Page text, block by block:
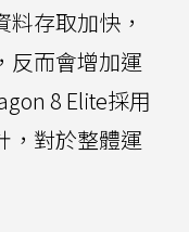
存取加快，
反而會增加運
8 Elite採用
，對於整體運